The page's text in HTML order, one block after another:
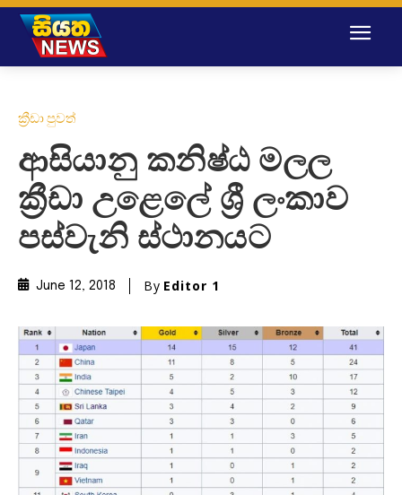
ක්‍රීඩා පුවත්
ආසියානු කනිෂ්ඨ මලල
ක්‍රීඩා උළෙලේ ශ්‍රී ලංකාව
පස්වැනි ස්ථානයට
June 12, 2018 By Editor 1